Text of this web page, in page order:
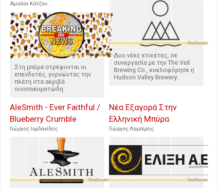
Αμαλία Κάτζου
Στη μπύρα στρέφονται οι
επενδυτές, γυρνώντας την
πλάτη στα ακριβά
οινοπνευματώδη.
Δυο νέες ετικέτες, σε
συνεργασία με την The Veil
Brewing Co., κυκλοφόρησε η
Hudson Valley Brewery.
AleSmith - Ever Faithful /
Blueberry Crumble
Γιώργος Ιορδανίδης
Νέα Εξαγορά Στην
Ελληνική Μπύρα
Γιώργος Λαμπίρης